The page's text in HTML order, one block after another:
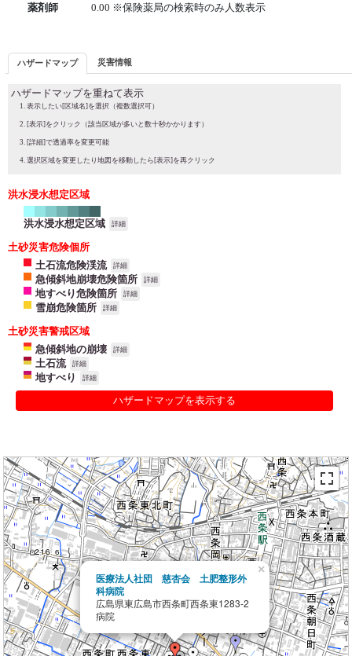
薬剤師 0.00 ※保険薬局の検索時のみ人数表示
ハザードマップ 災害情報
ハザードマップを重ねて表示
表示したい[区域名]を選択（複数選択可）
[表示]をクリック（該当区域が多いと数十秒かかります）
[詳細]で透過率を変更可能
選択区域を変更したり地図を移動したら[表示]を再クリック
洪水浸水想定区域
洪水浸水想定区域 詳細
土砂災害危険個所
土石流危険渓流
詳細
急傾斜地崩壊危険箇所 詳細
地すべり危険箇所 詳細
雪崩危険箇所 詳細
土砂災害警戒区域
急傾斜地の崩壊
詳細
土石流 詳細
地すべり 詳細
ハザードマップを表示する
医療法人社団 慈杏会 土肥整形外
科病院
広島県東広島市西条町西条東1283-2
病院
×